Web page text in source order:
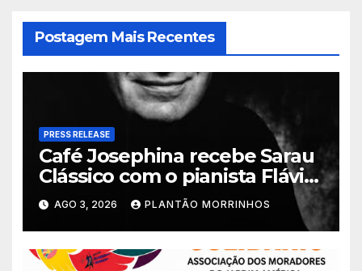
Postagem Mais Recentes
PRESS RELEASE
Café Josephina recebe Sarau
Clássico com o pianista Flávio
Varani nesta terça-feira
AGO 3, 2026 PLANTÃO MORRINHOS